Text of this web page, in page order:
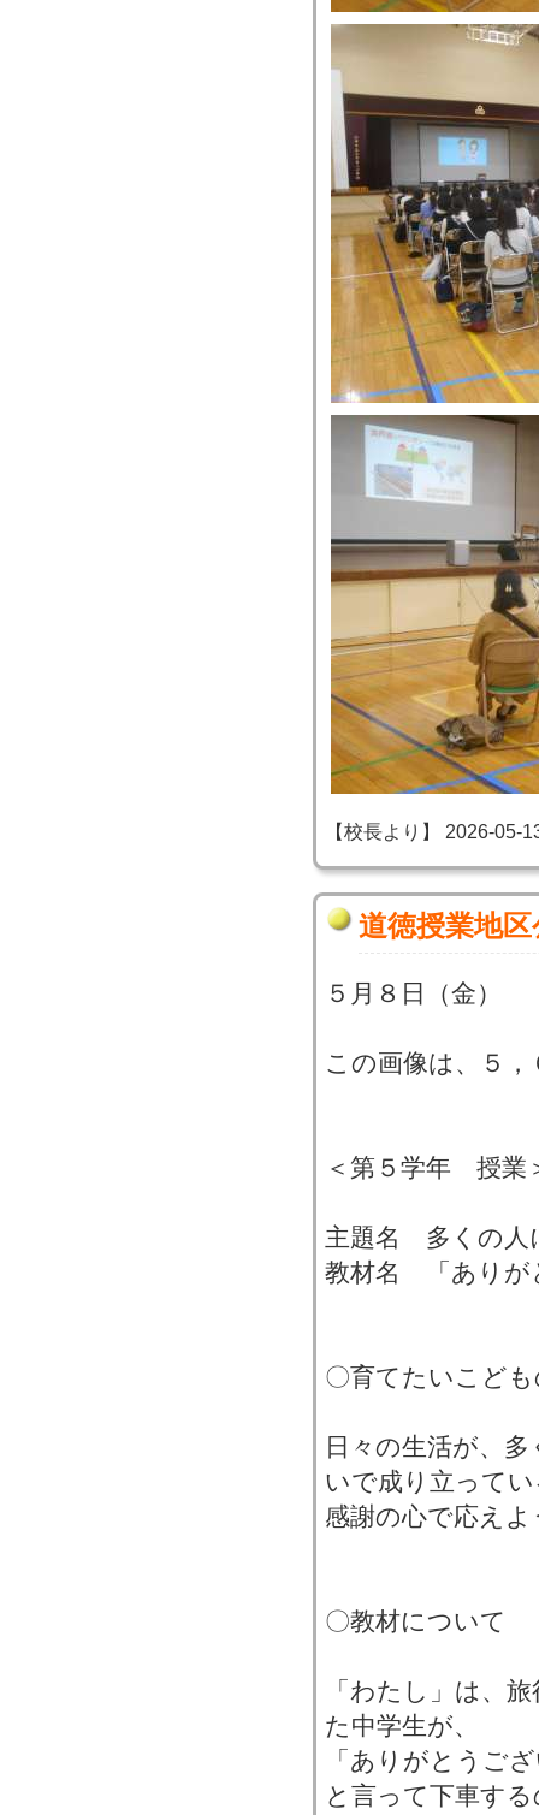
【校長より】 2026-05-
道徳授業地
５月８日（金）
この画像は、５
＜第５学年 授業
主題名 多くの人
教材名 「ありが
〇育てたいこど
日々の生活が、
いで成り立って
感謝の心で応え
〇教材について
「わたし」は、
た中学生が、
「ありがとうご
と言って下車す